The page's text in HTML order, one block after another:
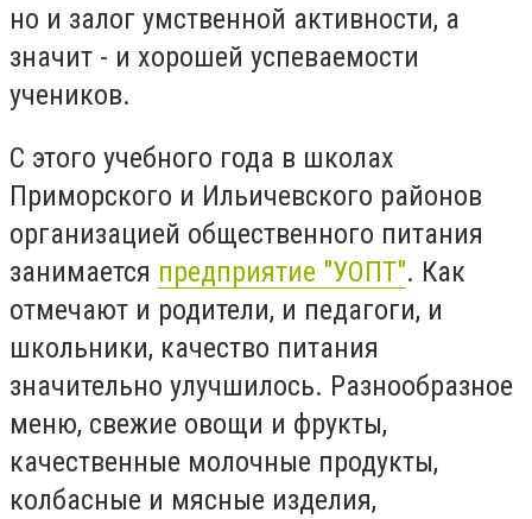
но и залог умственной активности, а
значит - и хорошей успеваемости
учеников.
С этого учебного года в школах
Приморского и Ильичевского районов
организацией общественного питания
занимается предприятие "УОПТ". Как
отмечают и родители, и педагоги, и
школьники, качество питания
значительно улучшилось. Разнообразное
меню, свежие овощи и фрукты,
качественные молочные продукты,
колбасные и мясные изделия,